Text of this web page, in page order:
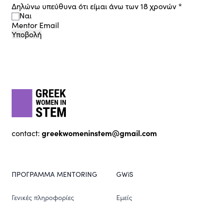
Δηλώνω υπεύθυνα ότι είμαι άνω των 18 χρονών *
Ναι
Mentor Email
Υποβολή
contact: greekwomeninstem@gmail.com
ΠΡΟΓΡΑΜΜΑ MENTORING
Γενικές πληροφορίες
GWiS
Εμείς